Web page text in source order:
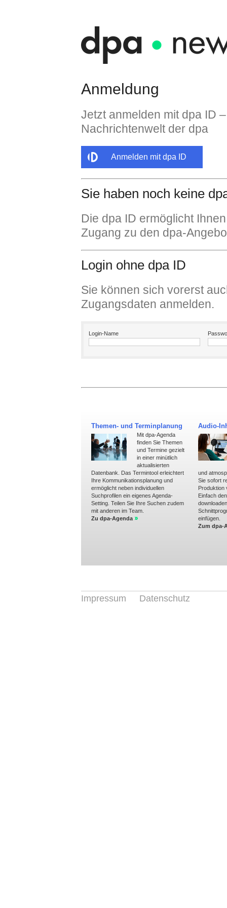
Anmeldung
Jetzt anmelden mit dpa ID
Nachrichtenwelt der dpa
Anmelden mit dpa ID
Sie haben noch keine
Die dpa ID ermöglicht
Zugang zu den dpa-
Login ohne dpa ID
Sie können sich vorerst
Zugangsdaten anmelden.
Login-Name
Themen- und Terminplanung
Mit dpa-Agenda
finden Sie Themen
und Termine gezielt
in einer minütlich
aktualisierten
Datenbank. Das Termintool erleichtert
Ihre Kommunikationsplanung und
ermöglicht neben individuellen
Suchprofilen ein eigenes Agenda-
Setting. Teilen Sie Ihre Suchen zudem
mit anderen im Team.
Zu dpa-Agenda
Audio-
und
Sie sofort
Produktion
Einfach
einfügen.
Zum dpa-
Impressum Datenschutz